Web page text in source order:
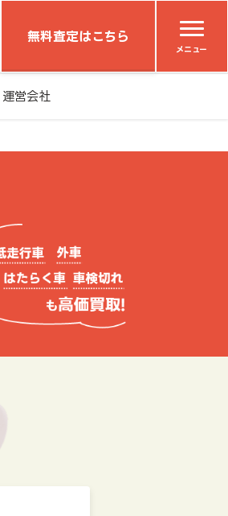
無料査定はこちら
メニュー
運営会社